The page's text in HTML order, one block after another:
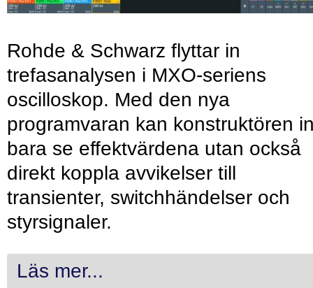
Rohde & Schwarz flyttar in
trefasanalysen i MXO-seriens
oscilloskop. Med den nya
programvaran kan konstruktören
bara se effektvärdena utan också
direkt koppla avvikelser till
transienter, switchhändelser och
styrsignaler.
Läs mer...